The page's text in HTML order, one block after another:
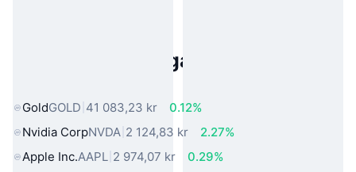
Populära tillgångar från den
GoldGOLD 41 083,23 kr
0.12%
Nvidia CorpNVDA 2 124,83 kr
2.27%
Apple Inc.AAPL 2 974,07 kr
0.29%